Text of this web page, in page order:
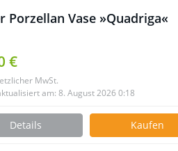
Porzellan Vase »Quadriga«
€
MwSt.
am: 8. August 2026 0:18
Details Kaufen